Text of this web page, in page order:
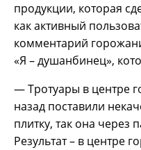
продукции, которая
как активный
комментарий
«Я – душанбинец»,
— Тротуары в центре
назад поставили
плитку, так она через
Результат – в центре